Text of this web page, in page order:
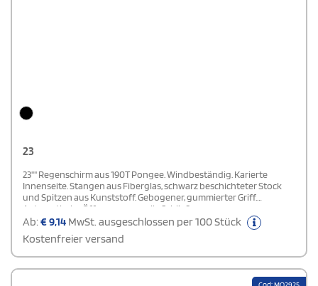
23
23'''' Regenschirm aus 190T Pongee. Windbeständig. Karierte
Innenseite. Stangen aus Fiberglas, schwarz beschichteter Stock
und Spitzen aus Kunststoff. Gebogener, gummierter Griff.
Automatische Öffnung, manuelle Schließung.
Ab:€9,14 MwSt. ausgeschlossen per 100 Stück
Kostenfreier versand